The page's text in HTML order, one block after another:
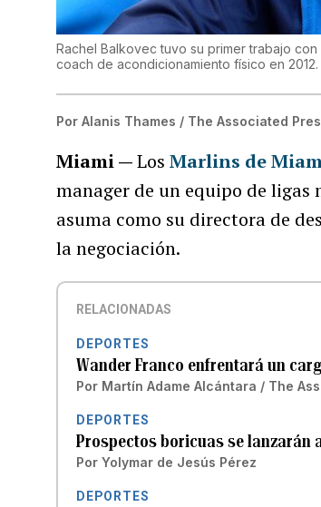
Rachel Balkovec tuvo su primer trabajo
coach de acondicionamiento físico en 2012.
Por Alanis Thames / The Associated
Miami —LosMarlins de
manager de un equipo de ligas
asuma como su directora de
la negociación.
RELACIONADAS
DEPORTES
Wander Franco enfrentará un
Por Martín Adame Alcántara / The
DEPORTES
Prospectos boricuas se lanzarán
Por Yolymar de Jesús Pérez
DEPORTES